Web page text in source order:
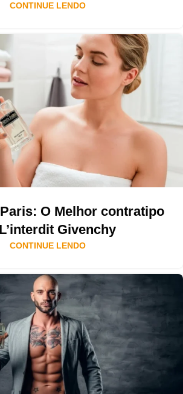
CONTINUE LENDO
O Melhor contratipo
Givenchy
CONTINUE LENDO